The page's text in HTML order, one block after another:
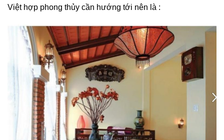
Việt hợp phong thủy cần hướng tới nên là :